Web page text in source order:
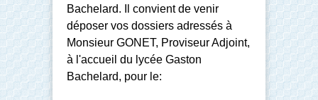
Bachelard. Il convient de venir
déposer vos dossiers adressés à
Monsieur GONET, Proviseur Adjoint,
à l'accueil du lycée Gaston
Bachelard, pour le: